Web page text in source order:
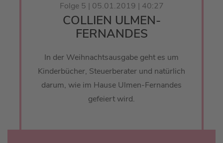
Folge 5 | 05.01.2019 | 40:27
COLLIEN ULMEN-
FERNANDES
In der Weihnachtsausgabe geht es um
Kinderbücher, Steuerberater und natürlich
darum, wie im Hause Ulmen-Fernandes
gefeiert wird.